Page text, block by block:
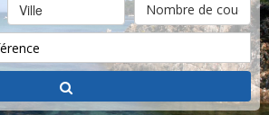
Ville